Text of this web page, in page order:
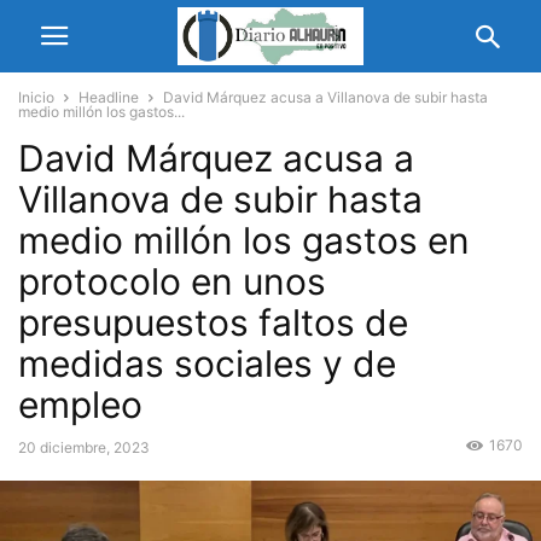
Inicio Headline
David Márquez acusa a Villanova de subir hasta
medio millón los gastos...
David Márquez acusa a
Villanova de subir hasta
medio millón los gastos en
protocolo en unos
presupuestos faltos de
medidas sociales y de
empleo
20 diciembre, 2023 1670